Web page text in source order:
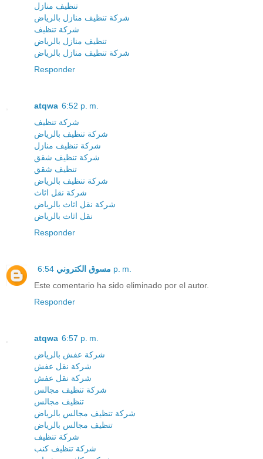
تنظيف منازل
شركة تنظيف منازل بالرياض
شركة تنظيف
تنظيف منازل بالرياض
شركة تنظيف منازل بالرياض
Responder
atqwa 6:52 p. m.
شركة تنظيف
شركة تنظيف بالرياض
شركة تنظيف منازل
شركة تنظيف شقق
تنظيف شقق
شركة تنظيف بالرياض
شركة نقل اثاث
شركة نقل اثاث بالرياض
نقل اثاث بالرياض
Responder
مسوق الكتروني 6:54 p. m.
Este comentario ha sido eliminado por el autor.
Responder
atqwa 6:57 p. m.
شركة عفش بالرياض
شركة نقل عفش
شركة نقل عفش
شركة تنظيف مجالس
تنظيف مجالس
شركة تنظيف مجالس بالرياض
تنظيف مجالس بالرياض
شركة تنظيف
شركة تنظيف كنب